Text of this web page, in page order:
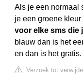
Als je een normaal
je een groene kleur
voor elke sms die
blauw dan is het
en dan is het gratis.
Verzoek tot